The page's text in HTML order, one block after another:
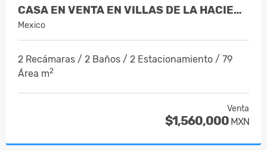
CASA EN VENTA EN VILLAS DE LA HACIENDA…
Mexico
2 Recámaras / 2 Baños / 2 Estacionamiento / 79
Área m2
Venta
$1,560,000 MXN